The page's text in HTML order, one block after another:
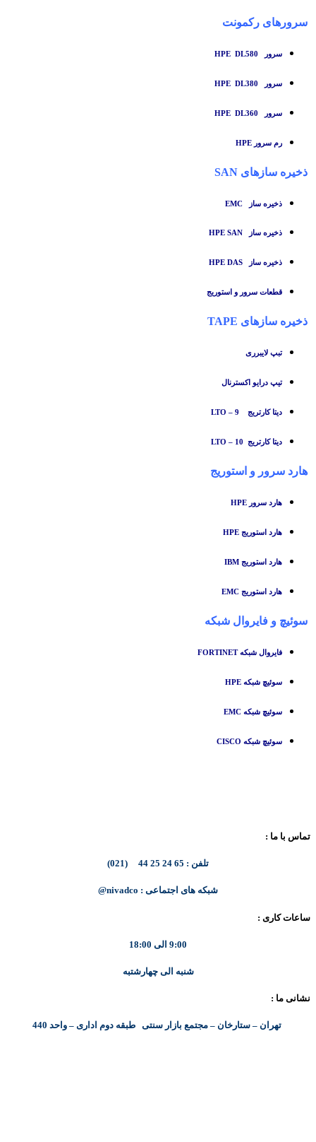
سرورهای رکمونت
سرور HPE DL580
سرور HPE DL380
سرور HPE DL360
رم سرور HPE
ذخیره سازهای SAN
ذخیره ساز
ذخیره ساز HPE SAN
ذخیره ساز HPE DAS
قطعات سرور و استوریج
ذخیره سازهای TAPE
تبپ لایبرری
تیپ درایو اکسترنال
دیتا کارتریج LTO – 9
دیتا کارتریج LTO – 10
هارد سرور و استوریج
هارد سرور HPE
هارد استوریج HPE
هارد استوریج IBM
هارد استوریج EMC
سوئیچ و فایروال شبکه
فایروال شبکه FORTINET
سوئیچ شبکه HPE
سوئیچ شبکه EMC
سوئیچ شبکه CISCO
تماس با ما :
تلفن : 65 24 25 44 (021)
شبکه های اجتماعی : nivadco@
ساعات کاری :
9:00 الی 18:00
شنبه الی چهارشتبه
نشانی ما :
تهران – ستارخان – مجتمع بازار سنتی طبقه دوم اداری – واحد 440